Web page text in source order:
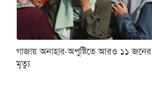
গাজায় অনাহার-অপুষ্টিতে আরও ১১ জনের
মৃত্যু